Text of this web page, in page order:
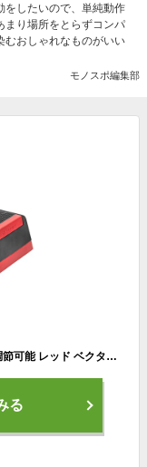
をしたいので、単純動作
まり場所をとらずコンパ
むおしゃれなものがいい
モノスポ編集部
(REEBOK) リーボックステップ 昇降台 3段階調節可能 レッド ベクターロゴ Reebok Step - The Original - レッド RAP-11150RD 【2021年12月発売】
る